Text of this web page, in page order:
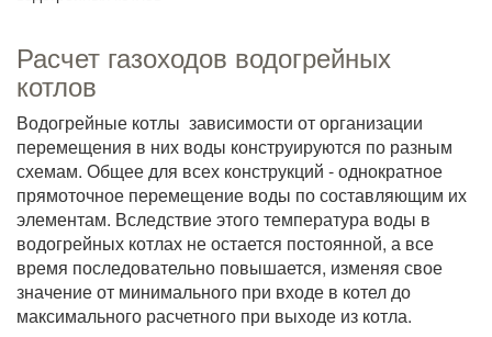
Расчет газоходов водогрейных
котлов
Водогрейные котлы зависимости от организации
перемещения в них воды конструируются по разным
схемам. Общее для всех конструкций - однократное
прямоточное перемещение воды по составляющим их
элементам. Вследствие этого температура воды в
водогрейных котлах не остается постоянной, а все
время последовательно повышается, изменяя свое
значение от минимального при входе в котел до
максимального расчетного при выходе из котла.